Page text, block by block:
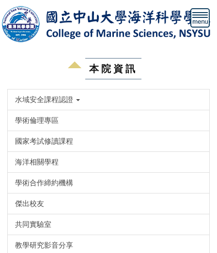
跳
到
主
要
本院資訊
水域安全課程認證
學術倫理專區
國家考試修讀課程
海洋相關學程
學術合作締約機構
傑出校友
共同實驗室
教學研究影音分享